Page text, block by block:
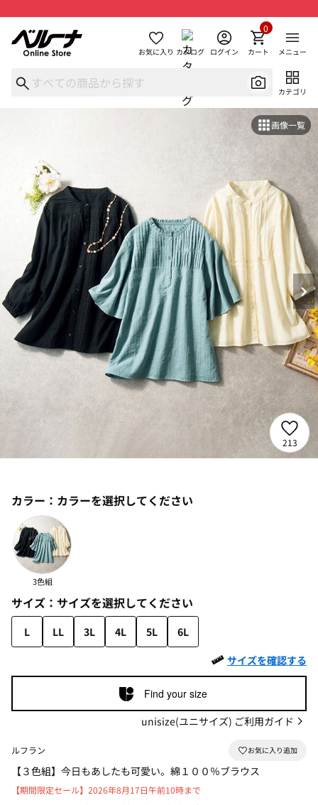
お気に入り カタログ ログイン カート
0
メニュー
カテゴリ
画像一覧
213
カラー： カラーを選択してください
3色組
サイズ： サイズを選択してください
L LL 3L 4L 5L
6L
サイズを確認する
Find your size
unisize(ユニサイズ) ご利用ガイド
ルフラン
【３色組】今日もあしたも可愛い。綿１００％ブラウス
【期間限定セール】2026年8月17日午前10時まで